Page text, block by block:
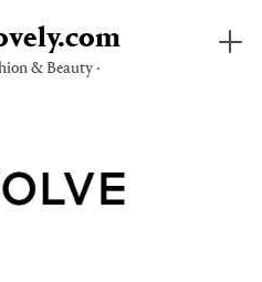
& Beauty ·